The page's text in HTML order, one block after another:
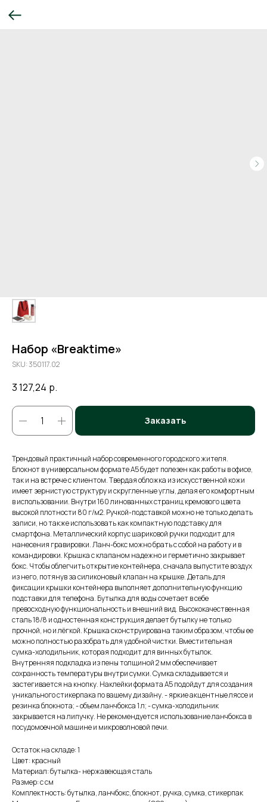
Набор «Breaktime»
SKU:350117.02
3 127,24 р.
Заказать
Трендовый практичный набор современного городского жителя.
Блокнот в универсальном формате А5 будет полезен как работы в офисе,
так и на встрече с клиентом. Твердая обложка из искусственной кожи
имеет зернистую структуру и скругленные углы, делая его комфортным
в использовании. Внутри 160 линованных страниц кремового цвета
высокой плотности 80 г/м2. Ручкой-подставкой можно не только делать
записи, но также использовать как компактную подставку для
смартфона. Металлический корпус шариковой ручки подходит для
нанесения гравировки. Ланч-бокс можно брать с собой на работу и в
командировки. Крышка с клапаном надежно и герметично закрывает
бокс. Чтобы облегчить открытие контейнера, сначала выпустите воздух
из него, потянув за силиконовый клапан на крышке. Деталь для
фиксации крышки контейнера выполняет дополнительную функцию
подставки для телефона. Бутылка для воды сочетает в себе
превосходную функциональность и внешний вид. Высококачественная
сталь 18/8 и одностенная конструкция делает бутылку не только
прочной, но и лёгкой. Крышка сконструирована таким образом, чтобы ее
можно полностью разобрать для удобной чистки. Вместительная
сумка-холодильник, которая подходит для винных бутылок.
Внутренняя подкладка из пены толщиной 2 мм обеспечивает
сохранность температуры внутри сумки. Сумка складывается и
застегивается на кнопку. Наклейки формата А5 подойдут для создания
уникального стикерпака по вашему дизайну. - яркие акцентные ляссе и
резинка блокнота; - объем ланчбокса 1 л; - сумка-холодильник
закрывается на липучку. Не рекомендуется использование ланчбокса в
посудомоечной машине и микроволновой печи.
Остаток на складе: 1
Цвет: красный
Материал: бутылка- нержавеющая cталь
Размер: с см
Комплектность: бутылка, ланчбокс, блокнот, ручка, сумка, стикерпак